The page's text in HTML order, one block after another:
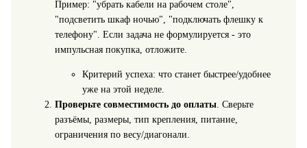
Пример: "убрать кабели на рабочем столе",
"подсветить шкаф ночью", "подключать флешку к
телефону". Если задача не формулируется - это
импульсная покупка, отложите.
Критерий успеха: что станет быстрее/удобнее
уже на этой неделе.
Проверьте совместимость до оплаты. Сверьте
разъёмы, размеры, тип крепления, питание,
ограничения по весу/диагонали.